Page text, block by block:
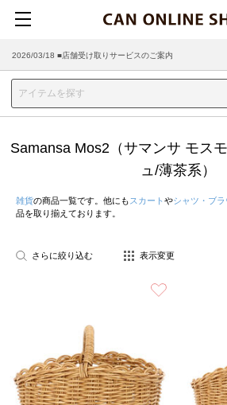
2026/03/18 ■店舗受け取りサービスのご案内
Samansa Mos2（サマンサ モス
ュ/薄茶系）
雑貨の商品一覧です。他にも スカート やシャツ・ブラ
品を取り揃えております。
さらに絞り込む 表示変更